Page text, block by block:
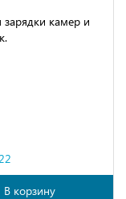
зарядки камер и
В корзину